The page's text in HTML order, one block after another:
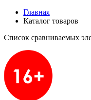
Главная
Каталог товаров
Список сравниваемых